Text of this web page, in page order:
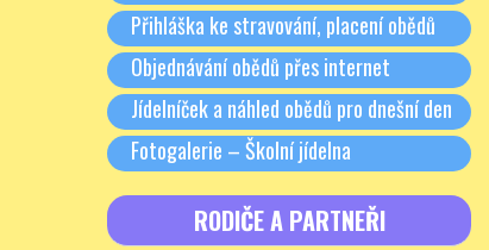
Přihláška ke stravování, placení obědů
Objednávání obědů přes internet
Jídelníček a náhled obědů pro dnešní den
Fotogalerie – Školní jídelna
RODIČE A PARTNEŘI